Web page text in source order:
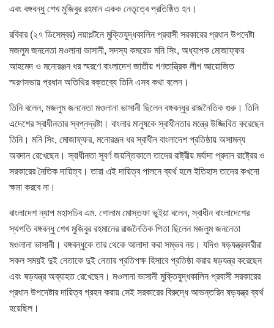
এবং বঙ্গবন্ধু শেখ মুজিবুর রহমান একক নেতৃত্বে প্রতিষ্ঠিত হন।
রবিবার (২৭ ডিসেম্বর) নয়াপল্টনে মুক্তিযুদ্ধকালিন প্রবাসী সরকারের প্রধান উপদেষ্টা
মজলুম জননেতা মওলানা ভাসানী, সদস্য কমরেড মনি সিং, অধ্যাপক মোজাফ্ফর
আহমেদ ও মনোরঞ্জন ধর স্মরণে বাংলাদেশ জাতীয় গণতান্ত্রিক লীগ আয়োজিত
স্মরণসভায় প্রধান অতিথির বক্তব্যে তিনি এসব কথা বলেন।
তিনি বলেন, মজলুম জননেতা মওলানা ভাসানী ছিলেন বঙ্গবন্ধুর রাজনৈতিক গুরু। তিনি
এদেশের স্বাধীনতার স্বপ্নদ্রষ্টা। বাংলার মানুষকে স্বাধীনতার মন্ত্রে উজ্জিবিত করেছেন
তিনি। মনি সিং, মোজাফ্ফর, মনোরঞ্জন ধর স্বাধীন বাংলাদেশ প্রতিষ্ঠায় অসামন্য
অবদান রেখেছেন। স্বাধীনতা সূবর্ণ জয়ন্তিকালে তাদের রাষ্ট্রীয় মর্যাদা প্রদান রাষ্ট্রের ও
সরকারের নৈতিক দায়িত্ব। তারা এই দায়িত্ব পালনে ব্যর্থ হলে ইতিহাস তাদের কখনো
ক্ষমা করবে না।
বাংলাদেশ ন্যাপ মহাসচিব এম. গোলাম মোস্তফা ভুইয়া বলেন, স্বাধীন বাংলাদেশের
স্থপতি বঙ্গবন্ধু শেখ মুজিবুর রহমানের রাজনৈতিক পিতা ছিলেন মজলুম জননেতা
মওলানা ভাসানী। বঙ্গবন্ধুকে তার থেকে আলাদা করা সম্ভব নয়। যদিও ষড়যন্ত্রকারীরা
সকল সময়ই দুই নেতাকে দুই নেতার প্রতিপক্ষ হিসাবে প্রতিষ্ঠা করার ষড়যন্ত্র করেছেন
এবং ষড়যন্ত্র অব্যাহত রেখেছেন। মওলানা ভাসানী মুক্তিযুদ্ধকালিন প্রবাসী সরকারের
প্রধান উপদেষ্টার দায়িত্ব গ্রহন করায় সেই সরকারের বিরুদ্ধে আভন্তরিন ষড়যন্ত্র ব্যর্থ
হয়েছিল।